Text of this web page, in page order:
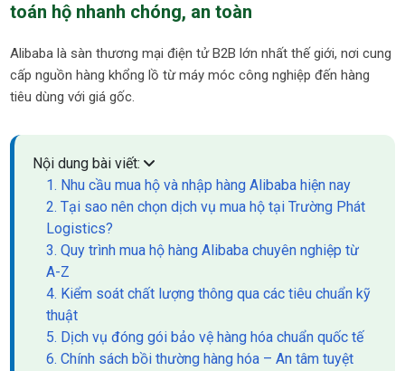
toán hộ nhanh chóng, an toàn
Alibaba là sàn thương mại điện tử B2B lớn nhất thế giới, nơi cung
cấp nguồn hàng khổng lồ từ máy móc công nghiệp đến hàng
tiêu dùng với giá gốc.
Nội dung bài viết:
1. Nhu cầu mua hộ và nhập hàng Alibaba hiện nay
2. Tại sao nên chọn dịch vụ mua hộ tại Trường Phát
Logistics?
3. Quy trình mua hộ hàng Alibaba chuyên nghiệp từ
A-Z
4. Kiểm soát chất lượng thông qua các tiêu chuẩn kỹ
thuật
5. Dịch vụ đóng gói bảo vệ hàng hóa chuẩn quốc tế
6. Chính sách bồi thường hàng hóa – An tâm tuyệt